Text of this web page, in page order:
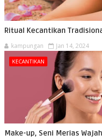
Ritual Kecantikan
kampungan Jan 14, 2024
KECANTIKAN
Make-up, Seni Merias